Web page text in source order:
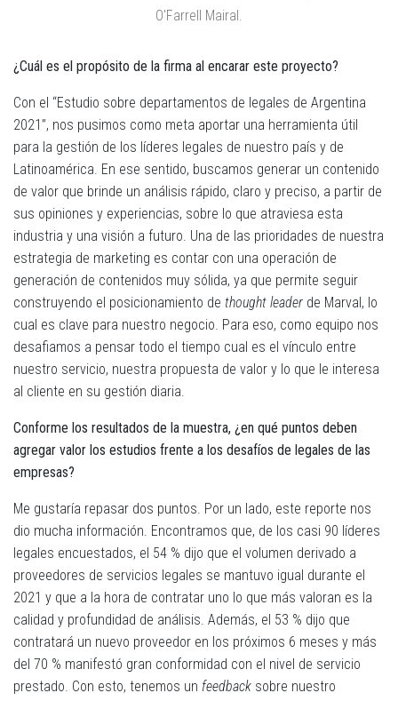
O'Farrell Mairal.
¿Cuál es el propósito de la firma al encarar este proyecto?
Con el “Estudio sobre departamentos de legales de Argentina
2021”, nos pusimos como meta aportar una herramienta útil
para la gestión de los líderes legales de nuestro país y de
Latinoamérica. En ese sentido, buscamos generar un contenido
de valor que brinde un análisis rápido, claro y preciso, a partir de
sus opiniones y experiencias, sobre lo que atraviesa esta
industria y una visión a futuro. Una de las prioridades de nuestra
estrategia de marketing es contar con una operación de
generación de contenidos muy sólida, ya que permite seguir
construyendo el posicionamiento de thought leader de Marval, lo
cual es clave para nuestro negocio. Para eso, como equipo nos
desafiamos a pensar todo el tiempo cual es el vínculo entre
nuestro servicio, nuestra propuesta de valor y lo que le interesa
al cliente en su gestión diaria.
Conforme los resultados de la muestra, ¿en qué puntos deben
agregar valor los estudios frente a los desafíos de legales de las
empresas?
Me gustaría repasar dos puntos. Por un lado, este reporte nos
dio mucha información. Encontramos que, de los casi 90 líderes
legales encuestados, el 54 % dijo que el volumen derivado a
proveedores de servicios legales se mantuvo igual durante el
2021 y que a la hora de contratar uno lo que más valoran es la
calidad y profundidad de análisis. Además, el 53 % dijo que
contratará un nuevo proveedor en los próximos 6 meses y más
del 70 % manifestó gran conformidad con el nivel de servicio
prestado. Con esto, tenemos un feedback sobre nuestro